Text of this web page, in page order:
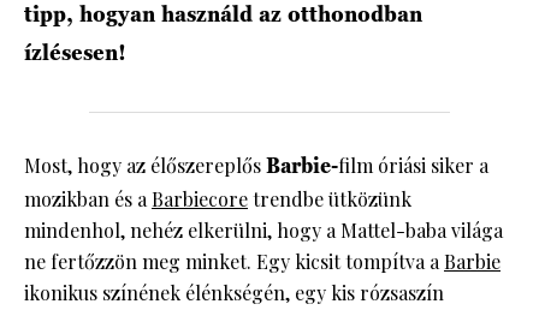
tipp, hogyan használd az otthonodban
ízlésesen!
Most, hogy az élőszereplősBarbie-film óriási siker a
mozikban és aBarbiecoretrendbe ütközünk
mindenhol, nehéz elkerülni, hogy a Mattel-baba világa
ne fertőzzön meg minket. Egy kicsit tompítva aBarbie
ikonikus színének élénkségén, egy kis rózsaszín